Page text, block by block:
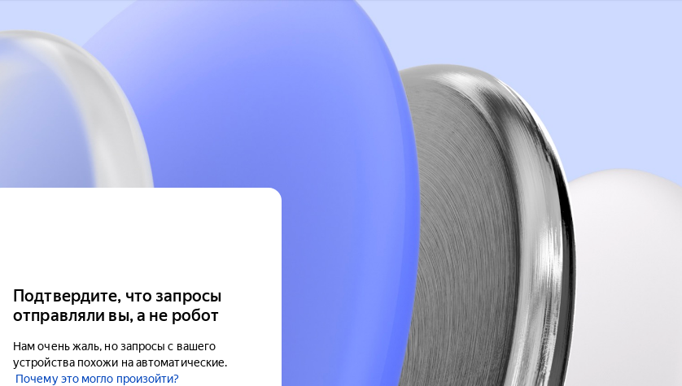
Подтвердите, что запросы
отправляли вы, а не робот
Нам очень жаль, но запросы с вашего
устройства похожи на автоматические.
Почему это могло произойти?